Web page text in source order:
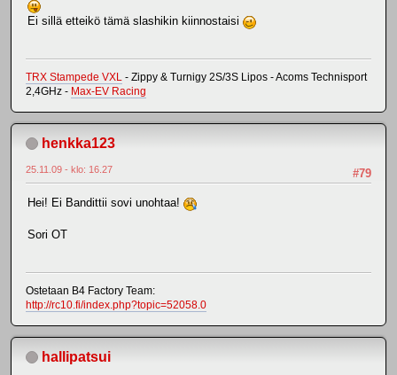
Ei sillä etteikö tämä slashikin kiinnostaisi
TRX Stampede VXL - Zippy & Turnigy 2S/3S Lipos - Acoms Technisport
2,4GHz - Max-EV Racing
henkka123
#79
25.11.09 - klo: 16.27
Hei! Ei Bandittii sovi unohtaa!
Sori OT
Ostetaan B4 Factory Team:
http://rc10.fi/index.php?topic=52058.0
hallipatsui